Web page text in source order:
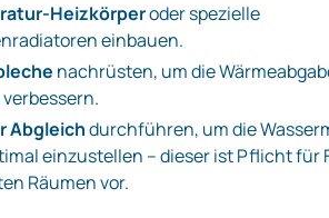
oder spezielle
einbauen.
nachrüsten, um die
Abgleichdurchführen, um die
einzustellen – dieser ist Pflicht für
Räumen vor.